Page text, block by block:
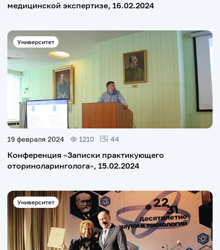
медицинской экспертизе, 16.02.2024
Университет
19 февраля 2024 1210 44
Конференция «Записки практикующего
оториноларинголога», 15.02.2024
Университет